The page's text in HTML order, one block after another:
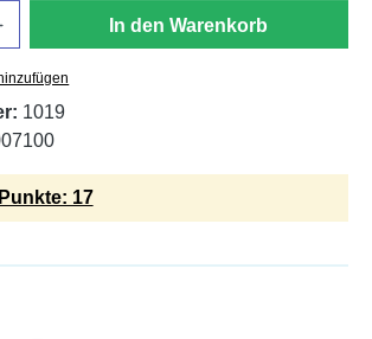
In den Warenkorb
1019
17